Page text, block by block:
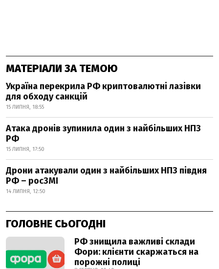
МАТЕРІАЛИ ЗА ТЕМОЮ
Україна перекрила РФ криптовалютні лазівки
для обходу санкцій
15 ЛИПНЯ, 18:55
Атака дронів зупинила один з найбільших НПЗ
РФ
15 ЛИПНЯ, 17:50
Дрони атакували один з найбільших НПЗ півдня
РФ – росЗМІ
14 ЛИПНЯ, 12:50
ГОЛОВНЕ СЬОГОДНІ
РФ знищила важливі склади
Фори: клієнти скаржаться на
порожні полиці